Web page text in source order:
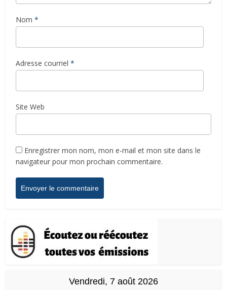
Nom *
Adresse courriel *
Site Web
Enregistrer mon nom, mon e-mail et mon site dans le
navigateur pour mon prochain commentaire.
Vendredi, 7 août 2026